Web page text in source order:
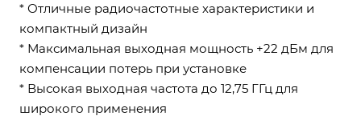
* Отличные радиочастотные характеристики и
компактный дизайн
* Максимальная выходная мощность +22 дБм для
компенсации потерь при установке
* Высокая выходная частота до 12,75 ГГц для
широкого применения